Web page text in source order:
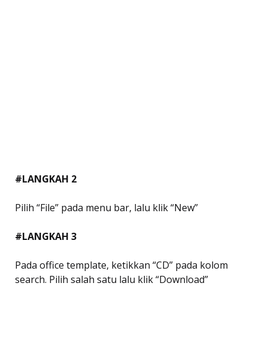
#LANGKAH 2
Pilih “File” pada menu bar, lalu klik “New”
#LANGKAH 3
Pada office template, ketikkan “CD” pada kolom
search. Pilih salah satu lalu klik “Download”